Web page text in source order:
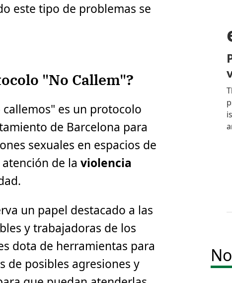
este tipo de problemas se
"No Callem"?
callemos" es un protocolo
de Barcelona para
sexuales en espacios de
de la violencia
un papel destacado a las
y trabajadoras de los
dota de herramientas para
de posibles agresiones y